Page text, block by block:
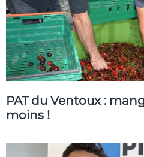
PAT du Ventoux :
moins !